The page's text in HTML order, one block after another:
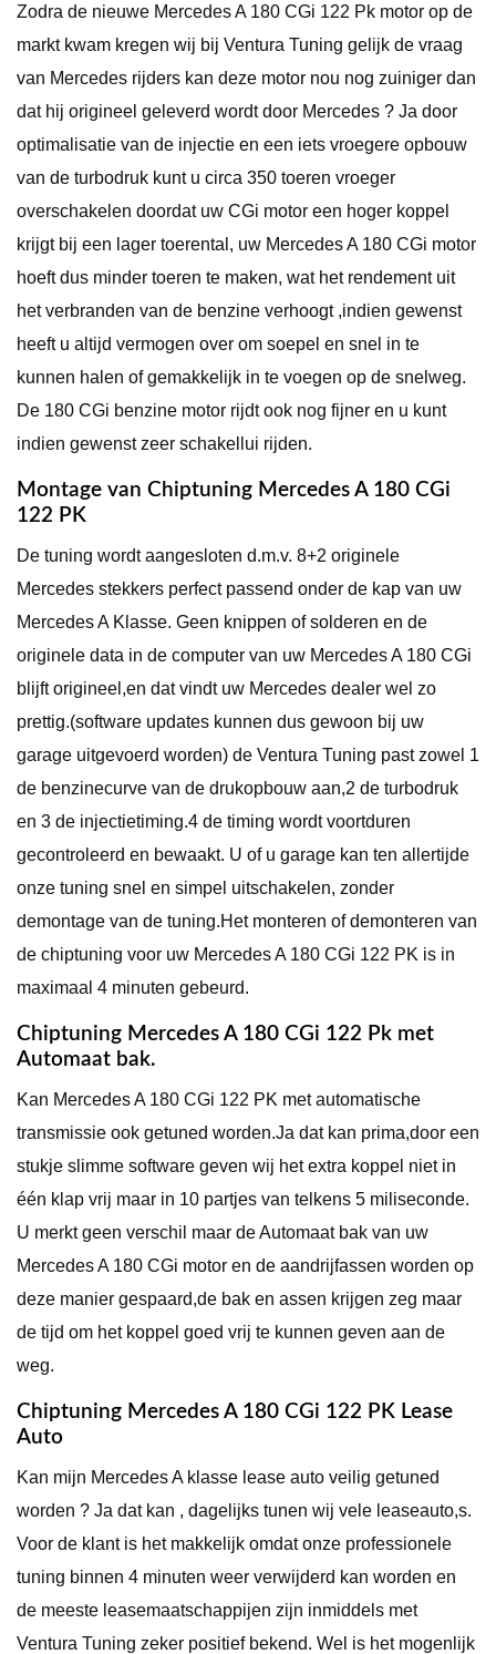
Zodra de nieuwe Mercedes A 180 CGi 122 Pk motor op de
markt kwam kregen wij bij Ventura Tuning gelijk de vraag
van Mercedes rijders kan deze motor nou nog zuiniger dan
dat hij origineel geleverd wordt door Mercedes ? Ja door
optimalisatie van de injectie en een iets vroegere opbouw
van de turbodruk kunt u circa 350 toeren vroeger
overschakelen doordat uw CGi motor een hoger koppel
krijgt bij een lager toerental, uw Mercedes A 180 CGi motor
hoeft dus minder toeren te maken, wat het rendement uit
het verbranden van de benzine verhoogt ,indien gewenst
heeft u altijd vermogen over om soepel en snel in te
kunnen halen of gemakkelijk in te voegen op de snelweg.
De 180 CGi benzine motor rijdt ook nog fijner en u kunt
indien gewenst zeer schakellui rijden.
Montage van Chiptuning Mercedes A 180 CGi
122 PK
De tuning wordt aangesloten d.m.v. 8+2 originele
Mercedes stekkers perfect passend onder de kap van uw
Mercedes A Klasse. Geen knippen of solderen en de
originele data in de computer van uw Mercedes A 180 CGi
blijft origineel,en dat vindt uw Mercedes dealer wel zo
prettig.(software updates kunnen dus gewoon bij uw
garage uitgevoerd worden) de Ventura Tuning past zowel 1
de benzinecurve van de drukopbouw aan,2 de turbodruk
en 3 de injectietiming.4 de timing wordt voortduren
gecontroleerd en bewaakt. U of u garage kan ten allertijde
onze tuning snel en simpel uitschakelen, zonder
demontage van de tuning.Het monteren of demonteren van
de chiptuning voor uw Mercedes A 180 CGi 122 PK is in
maximaal 4 minuten gebeurd.
Chiptuning Mercedes A 180 CGi 122 Pk met
Automaat bak.
Kan Mercedes A 180 CGi 122 PK met automatische
transmissie ook getuned worden.Ja dat kan prima,door een
stukje slimme software geven wij het extra koppel niet in
één klap vrij maar in 10 partjes van telkens 5 miliseconde.
U merkt geen verschil maar de Automaat bak van uw
Mercedes A 180 CGi motor en de aandrijfassen worden op
deze manier gespaard,de bak en assen krijgen zeg maar
de tijd om het koppel goed vrij te kunnen geven aan de
weg.
Chiptuning Mercedes A 180 CGi 122 PK Lease
Auto
Kan mijn Mercedes A klasse lease auto veilig getuned
worden ? Ja dat kan , dagelijks tunen wij vele leaseauto,s.
Voor de klant is het makkelijk omdat onze professionele
tuning binnen 4 minuten weer verwijderd kan worden en
de meeste leasemaatschappijen zijn inmiddels met
Ventura Tuning zeker positief bekend. Wel is het mogenlijk